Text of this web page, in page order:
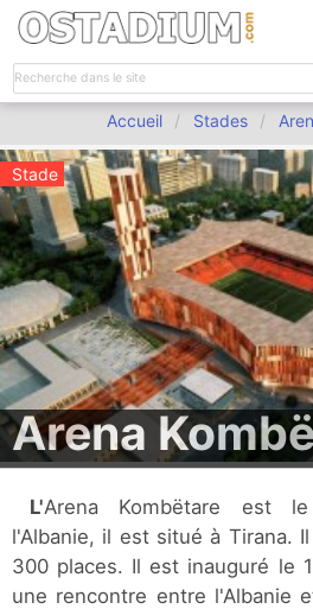
Accueil Stades
Stade
Arena
L'Arena Kombëtare est le stade national de
l'Albanie, il est situé à Tirana.
300 places. Il est inauguré le
une rencontre entre l'Albanie